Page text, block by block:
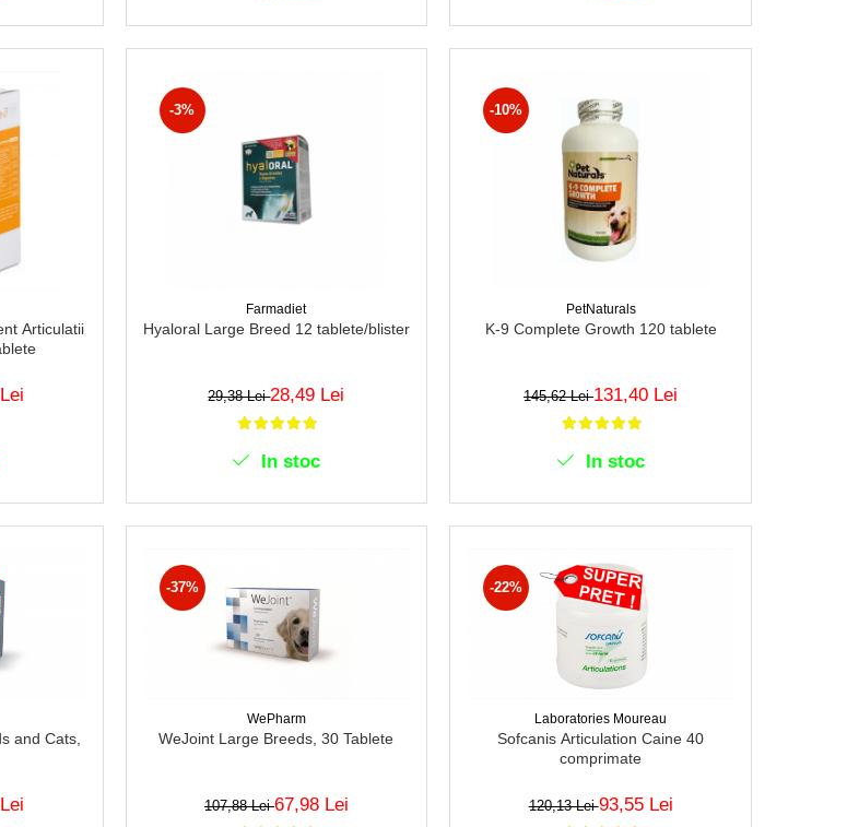
Articulatii
-3%
Farmadiet
Hyaloral Large Breed 12 tablete/blister
29,38 Lei28,49 Lei
In stoc
-10%
PetNaturals
K-9 Complete Growth 120 tablete
145,62 Lei131,40 Lei
In stoc
and Cats,
-37%
WePharm
WeJoint Large Breeds, 30 Tablete
107,88 Lei67,98 Lei
-22%
Laboratories Moureau
Sofcanis Articulation Caine 40
comprimate
120,13 Lei93,55 Lei